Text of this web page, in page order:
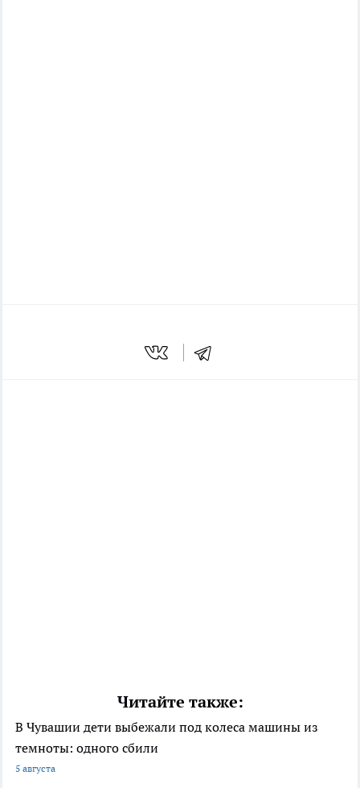
Читайте также:
В Чувашии дети выбежали под колеса машины из
темноты: одного сбили
5 августа